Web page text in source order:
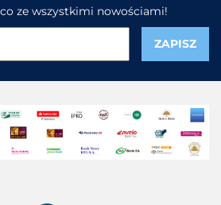
ze wszystkimi nowościami!